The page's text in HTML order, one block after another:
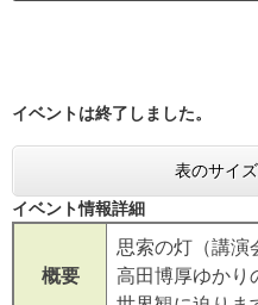
イベントは終了しました。
表のサイ
イベント情報詳細
概要
思索の灯（講演
高田博厚ゆかり